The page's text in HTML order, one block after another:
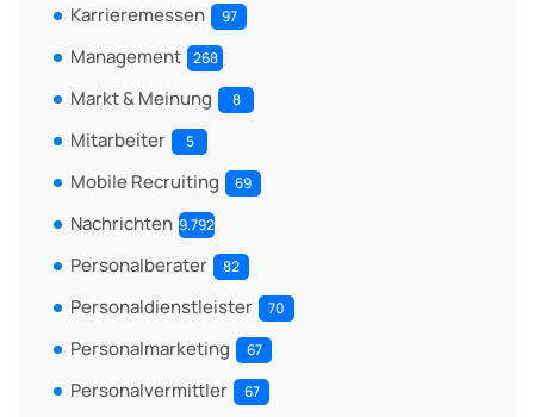
Karrieremessen 97
Management 268
Markt & Meinung 8
Mitarbeiter 5
Mobile Recruiting 69
Nachrichten 9.792
Personalberater 82
Personaldienstleister 70
Personalmarketing 67
Personalvermittler 67